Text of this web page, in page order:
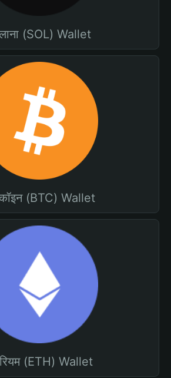
(SOL) Wallet
(BTC) Wallet
(ETH) Wallet